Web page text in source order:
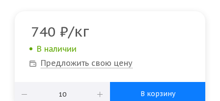
740 ₽/кг
В наличии
Предложить свою цену
В корзину